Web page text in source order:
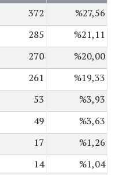
372
%27,56
285
%21,11
270
%20,00
261
%19,33
53
%3,93
49
%3,63
17
%1,26
14
%1,04